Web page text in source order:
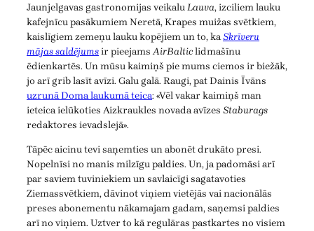
Jaunjelgavas gastronomijas veikaluLauva, izciliem lauku
kafejnīcu pasākumiem Neretā, Krapes muižas svētkiem,
kaislīgiem zemeņu lauku kopējiem un to, kaSkrīveru
mājas saldējumsir pieejamsAirBalticlidmašīnu
ēdienkartēs. Un mūsu kaimiņš pie mums ciemos ir biežāk,
jo arī grib lasīt avīzi. Galu galā. Raugi, pat Dainis Īvāns
uzrunā Doma laukumā teica: «Vēl vakar kaimiņš man
ieteica ielūkoties Aizkraukles novada avīzes Staburags
redaktores ievadslejā».
Tāpēc aicinu tevi saņemties un abonēt drukāto presi.
Nopelnīsi no manis milzīgu paldies. Un, ja padomāsi arī
par saviem tuviniekiem un savlaicīgi sagatavoties
Ziemassvētkiem, dāvinot viņiem vietējās vai nacionālās
preses abonementu nākamajam gadam, saņemsi paldies
arī no viņiem. Uztver to kā regulāras pastkartes no visiem